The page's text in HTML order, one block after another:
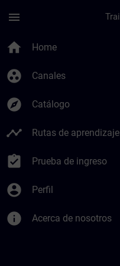
menu
home Home
group_work Canales
explore Catálogo
timeline Rutas de aprendizaje
assignment_turned_in Prueba de ingreso
account_circle Perfil
info Acerca de nosotros